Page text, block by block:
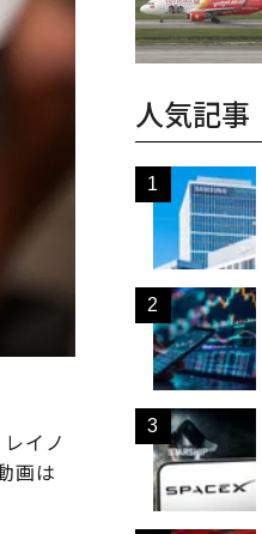
イノ
画は
人気記事